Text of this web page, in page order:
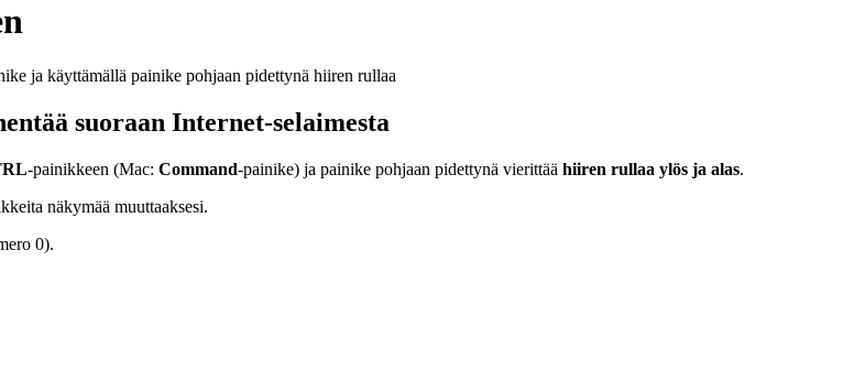
suoraan Internet-selaimesta
-painikkeen (Mac: Command-painike) ja painike pohjaan pidettynä vierittää hiiren rullaa ylös ja alas.
näkymää muuttaaksesi.
0).